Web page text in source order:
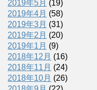
2019年5月 (19)
2019年4月 (58)
2019年3月 (31)
2019年2月 (20)
2019年1月 (9)
2018年12月 (16)
2018年11月 (24)
2018年10月 (26)